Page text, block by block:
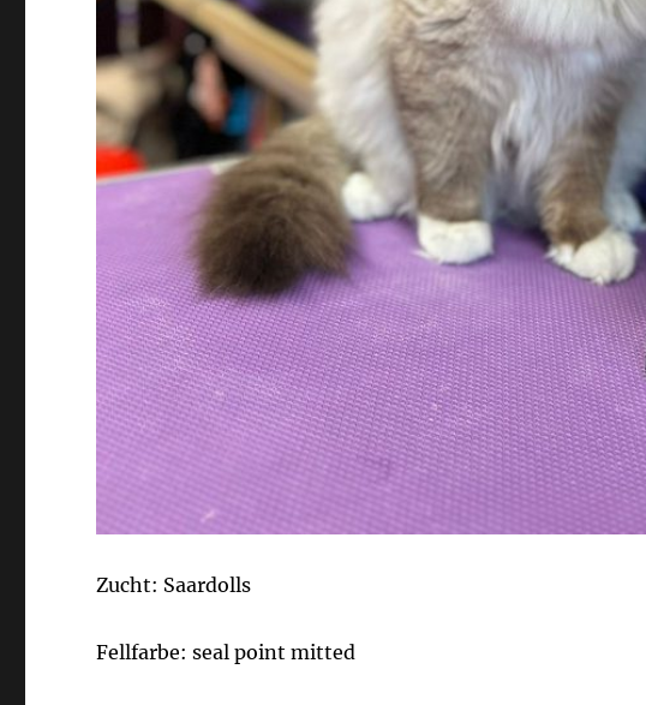
Zucht: Saardolls
Fellfarbe: seal point mitted